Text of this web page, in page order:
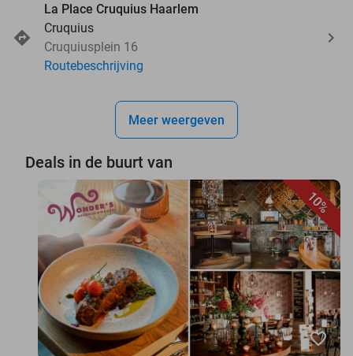
La Place Cruquius Haarlem
Cruquius
Cruquiusplein 16
Routebeschrijving
Meer weergeven
Deals in de buurt van
10%
favorite_border